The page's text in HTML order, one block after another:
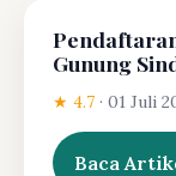
Gunung
★ 4.7 · 01 Juli
Baca